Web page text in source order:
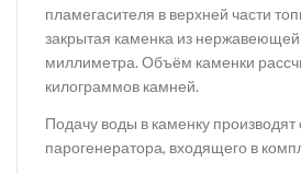
пламегасителя в верхней части
закрытая каменка из
миллиметра. Объём каменки
килограммов камней.
Подачу воды в каменку
парогенератора, входящего в